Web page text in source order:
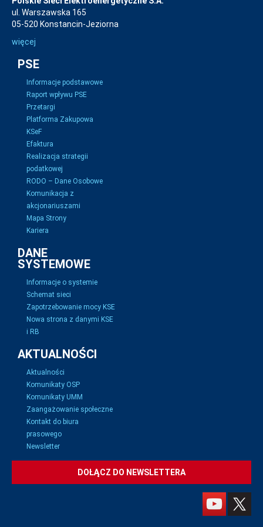
ul. Warszawska 165
05-520 Konstancin-Jeziorna
więcej
PSE
Informacje podstawowe
Raport wpływu PSE
Przetargi
Platforma Zakupowa
KSeF
Efaktura
Realizacja strategii
podatkowej
RODO – Dane Osobowe
Komunikacja z
akcjonariuszami
Mapa Strony
Kariera
DANE
SYSTEMOWE
Informacje o systemie
Schemat sieci
Zapotrzebowanie mocy KSE
Nowa strona z danymi KSE
i RB
AKTUALNOŚCI
Aktualności
Komunikaty OSP
Komunikaty UMM
Zaangażowanie społeczne
Kontakt do biura
prasowego
Newsletter
DOŁĄCZ DO NEWSLETTERA